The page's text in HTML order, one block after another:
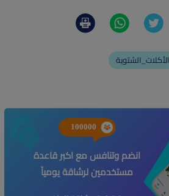
الأكلات_الشتوية
100000
انضم وتنافس مع اكبر قاعدة
مستخدمين لرشاقة يومياً